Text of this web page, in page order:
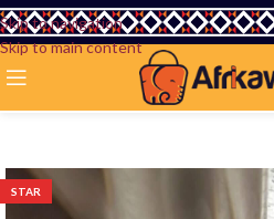
Skip to navigation
Skip to main content
STAR